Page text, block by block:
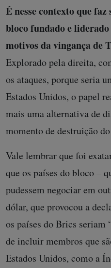
É nesse contexto que
bloco fundado e
motivos da vingança de
Explorado pela direita,
os ataques, porque seria
Estados Unidos, o papel
mais uma alternativa de
momento de destruição
Vale lembrar que foi
que os países do bloco –
pudessem negociar em
dólar, que provocou a
os países do Brics seriam
de incluir membros que
Estados Unidos, como a